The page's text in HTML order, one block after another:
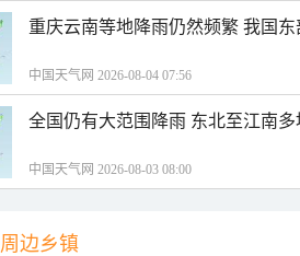
重庆云南等地降雨仍然频繁 我国
中国天气网 2026-08-04 07:56
全国仍有大范围降雨 东北至江南
中国天气网 2026-08-03 08:00
周边乡镇